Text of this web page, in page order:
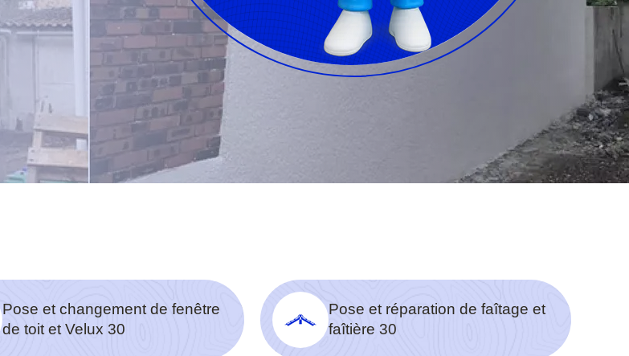
Pose et changement de fenêtre
de toit et Velux 30
Pose et réparation de faîtage et
faîtière 30